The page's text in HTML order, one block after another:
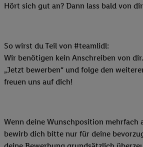
Hört sich gut an? Dann lass bald von
So wirst du Teil von #teamlidl:
Wir benötigen kein Anschreiben von
„Jetzt bewerben“ und folge den
freuen uns auf dich!
Wenn deine Wunschposition mehrfach
bewirb dich bitte nur für deine